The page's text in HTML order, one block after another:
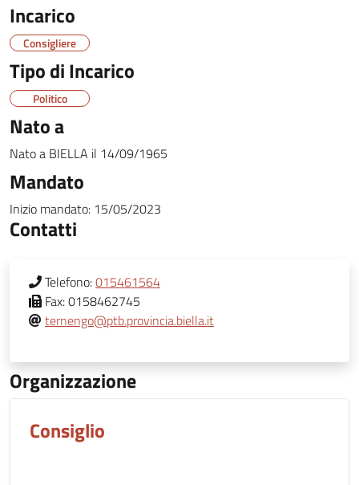
Incarico
Consigliere
Tipo di Incarico
Politico
Nato a
Nato a BIELLA il 14/09/1965
Mandato
Inizio mandato: 15/05/2023
Contatti
Telefono:015461564
Fax:0158462745
ternengo@ptb.provincia.biella.it
Organizzazione
Consiglio